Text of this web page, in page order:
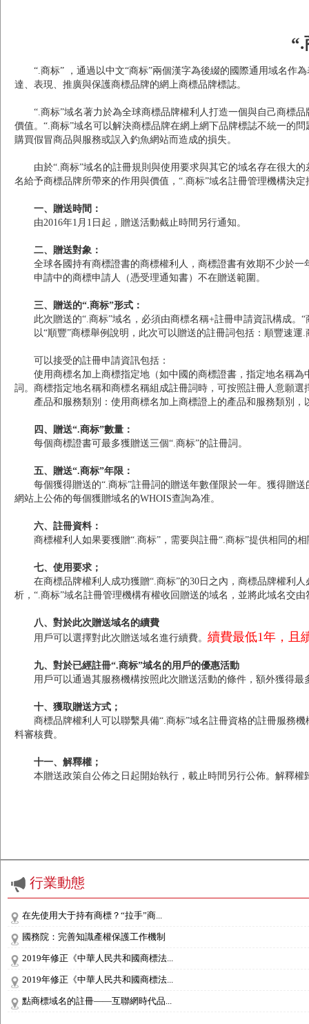
“.商标” ，通過以中文“商标”兩個漢字為後綴的國際通用域名作
達、表現、推廣與保護商標品牌的網上商標品牌標誌。
“.商标”域名著力於為全球商標品牌權利人打造一個與自己商標
價值。“.商标”域名可以解決商標品牌在網上網下品牌標誌不統一的
購買假冒商品與服務或誤入釣魚網站而造成的損失。
由於“.商标”域名的註冊規則與使用要求與其它的域名存在很大
名給予商標品牌所帶來的作用與價值，“.商标”域名註冊管理機構決
一、贈送時間：
由2016年1月1日起，贈送活動截止時間另行通知。
二、贈送對象：
全球各國持有商標證書的商標權利人，商標證書有效期不少於一
申請中的商標申請人（憑受理通知書）不在贈送範圍。
三、贈送的“.商标”形式：
此次贈送的“.商标”域名，必須由商標名稱+註冊申請資訊構成
以“順豐”商標舉例說明，此次可以贈送的註冊詞包括：順豐速
可以接受的註冊申請資訊包括：
使用商標名加上商標指定地（如中國的商標證書，指定地名稱
詞。商標指定地名稱和商標名稱組成註冊詞時，可按照註冊人意願
產品和服務類別：使用商標名加上商標證上的產品和服務類別
四、贈送“.商标”數量：
每個商標證書可最多獲贈送三個“.商标”的註冊詞。
五、贈送“.商标”年限：
每個獲得贈送的“.商标”註冊詞的贈送年數僅限於一年。獲得贈
網站上公佈的每個獲贈域名的WHOIS查詢為准。
六、註冊資料：
商標權利人如果要獲贈“.商标”，需要與註冊“.商标”提供相同的
七、使用要求；
在商標品牌權利人成功獲贈“.商标”的30日之內，商標品牌權利
析，“.商标”域名註冊管理機構有權收回贈送的域名，並將此域名交
八、對於此次贈送域名的續費
用戶可以選擇對此次贈送域名進行續費。 續費最低1年，且
九、對於已經註冊“.商标”域名的用戶的優惠活動
用戶可以通過其服務機構按照此次贈送活動的條件，額外獲得最
十、獲取贈送方式；
商標品牌權利人可以聯繫具備“.商标”域名註冊資格的註冊服務
料審核費。
十一、解釋權；
本贈送政策自公佈之日起開始執行，載止時間另行公佈。解釋權
行業動態
在先使用大于持有商標？“拉手”商...
國務院：完善知識產權保護工作機制
2019年修正《中華人民共和國商標法...
2019年修正《中華人民共和國商標法...
點商標域名的註冊——互聯網時代品...